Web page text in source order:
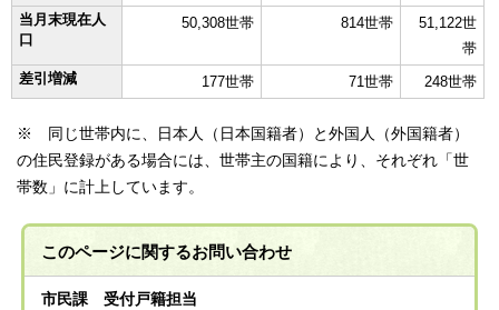
当月末現在人
口
50,308世帯 814世帯
51,122世
帯
差引増減
177世帯 71世帯 248世帯
※ 同じ世帯内に、日本人（日本国籍者）と外国人（外国籍者）
の住民登録がある場合には、世帯主の国籍により、それぞれ「世
帯数」に計上しています。
このページに関するお問い合わせ
市民課 受付戸籍担当